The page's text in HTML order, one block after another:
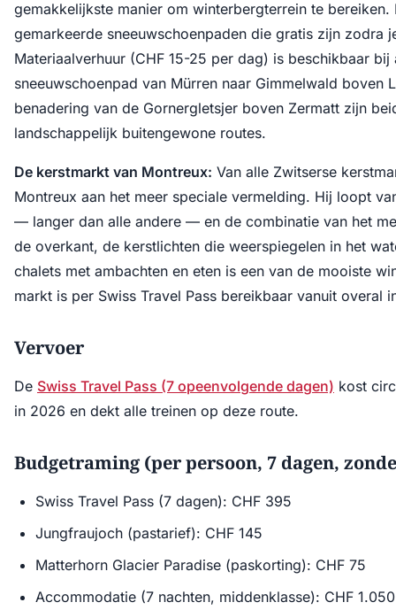
gemakkelijkste manier om winterbergterrein te bereiken.
gemarkeerde sneeuwschoenpaden die gratis zijn zodra
Materiaalverhuur (CHF 15-25 per dag) is beschikbaar
sneeuwschoenpad van Mürren naar Gimmelwald boven
benadering van de Gornergletsjer boven Zermatt zijn
landschappelijk buitengewone routes.
De kerstmarkt van Montreux: Van alle Zwitserse
Montreux aan het meer speciale vermelding. Hij loopt
— langer dan alle andere — en de combinatie van het
de overkant, de kerstlichten die weerspiegelen in het
chalets met ambachten en eten is een van de mooiste
markt is per Swiss Travel Pass bereikbaar vanuit overal
Vervoer
De Swiss Travel Pass (7 opeenvolgende dagen) kost
in 2026 en dekt alle treinen op deze route.
Budgetraming (per persoon, 7 dagen,
Swiss Travel Pass (7 dagen): CHF 395
Jungfraujoch (pastarief): CHF 145
Matterhorn Glacier Paradise (paskorting): CHF 75
Accommodatie (7 nachten, middenklasse): CHF